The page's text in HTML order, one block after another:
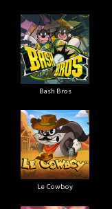
Bash Bros
Le Cowboy